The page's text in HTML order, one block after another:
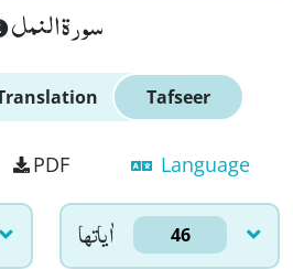
سورة النمل
Tafseer
PDF Language
اٰياتها 46